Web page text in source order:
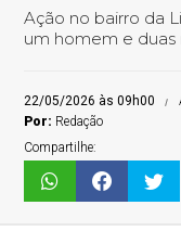
Ação no bairro da
um homem e
22/05/2026 às 09h00
Por: Redação
Compartilhe: